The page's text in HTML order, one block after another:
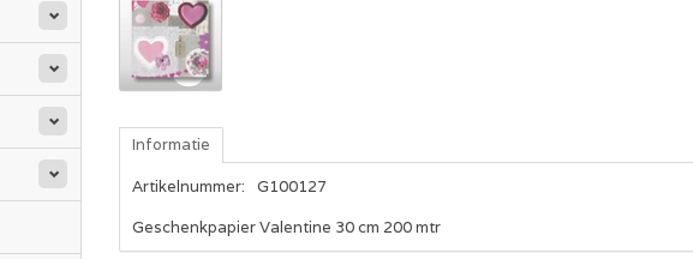
Informatie
Artikelnummer:
G100127
Geschenkpapier Valentine 30 cm 200 mtr